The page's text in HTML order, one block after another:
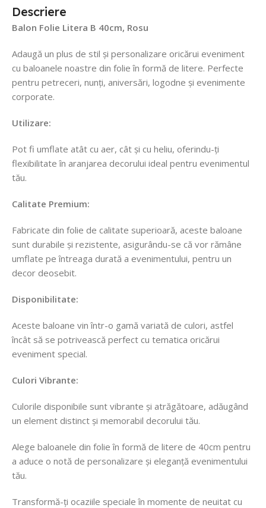
Descriere
Balon Folie Litera B 40cm, Rosu
Adaugă un plus de stil și personalizare oricărui eveniment
cu baloanele noastre din folie în formă de litere. Perfecte
pentru petreceri, nunți, aniversări, logodne și evenimente
corporate.
Utilizare:
Pot fi umflate atât cu aer, cât și cu heliu, oferindu-ți
flexibilitate în aranjarea decorului ideal pentru evenimentul
tău.
Calitate Premium:
Fabricate din folie de calitate superioară, aceste baloane
sunt durabile și rezistente, asigurându-se că vor rămâne
umflate pe întreaga durată a evenimentului, pentru un
decor deosebit.
Disponibilitate:
Aceste baloane vin într-o gamă variată de culori, astfel
încât să se potrivească perfect cu tematica oricărui
eveniment special.
Culori Vibrante:
Culorile disponibile sunt vibrante și atrăgătoare, adăugând
un element distinct și memorabil decorului tău.
Alege baloanele din folie în formă de litere de 40cm pentru
a aduce o notă de personalizare și eleganță evenimentului
tău.
Transformă-ți ocaziile speciale în momente de neuitat cu